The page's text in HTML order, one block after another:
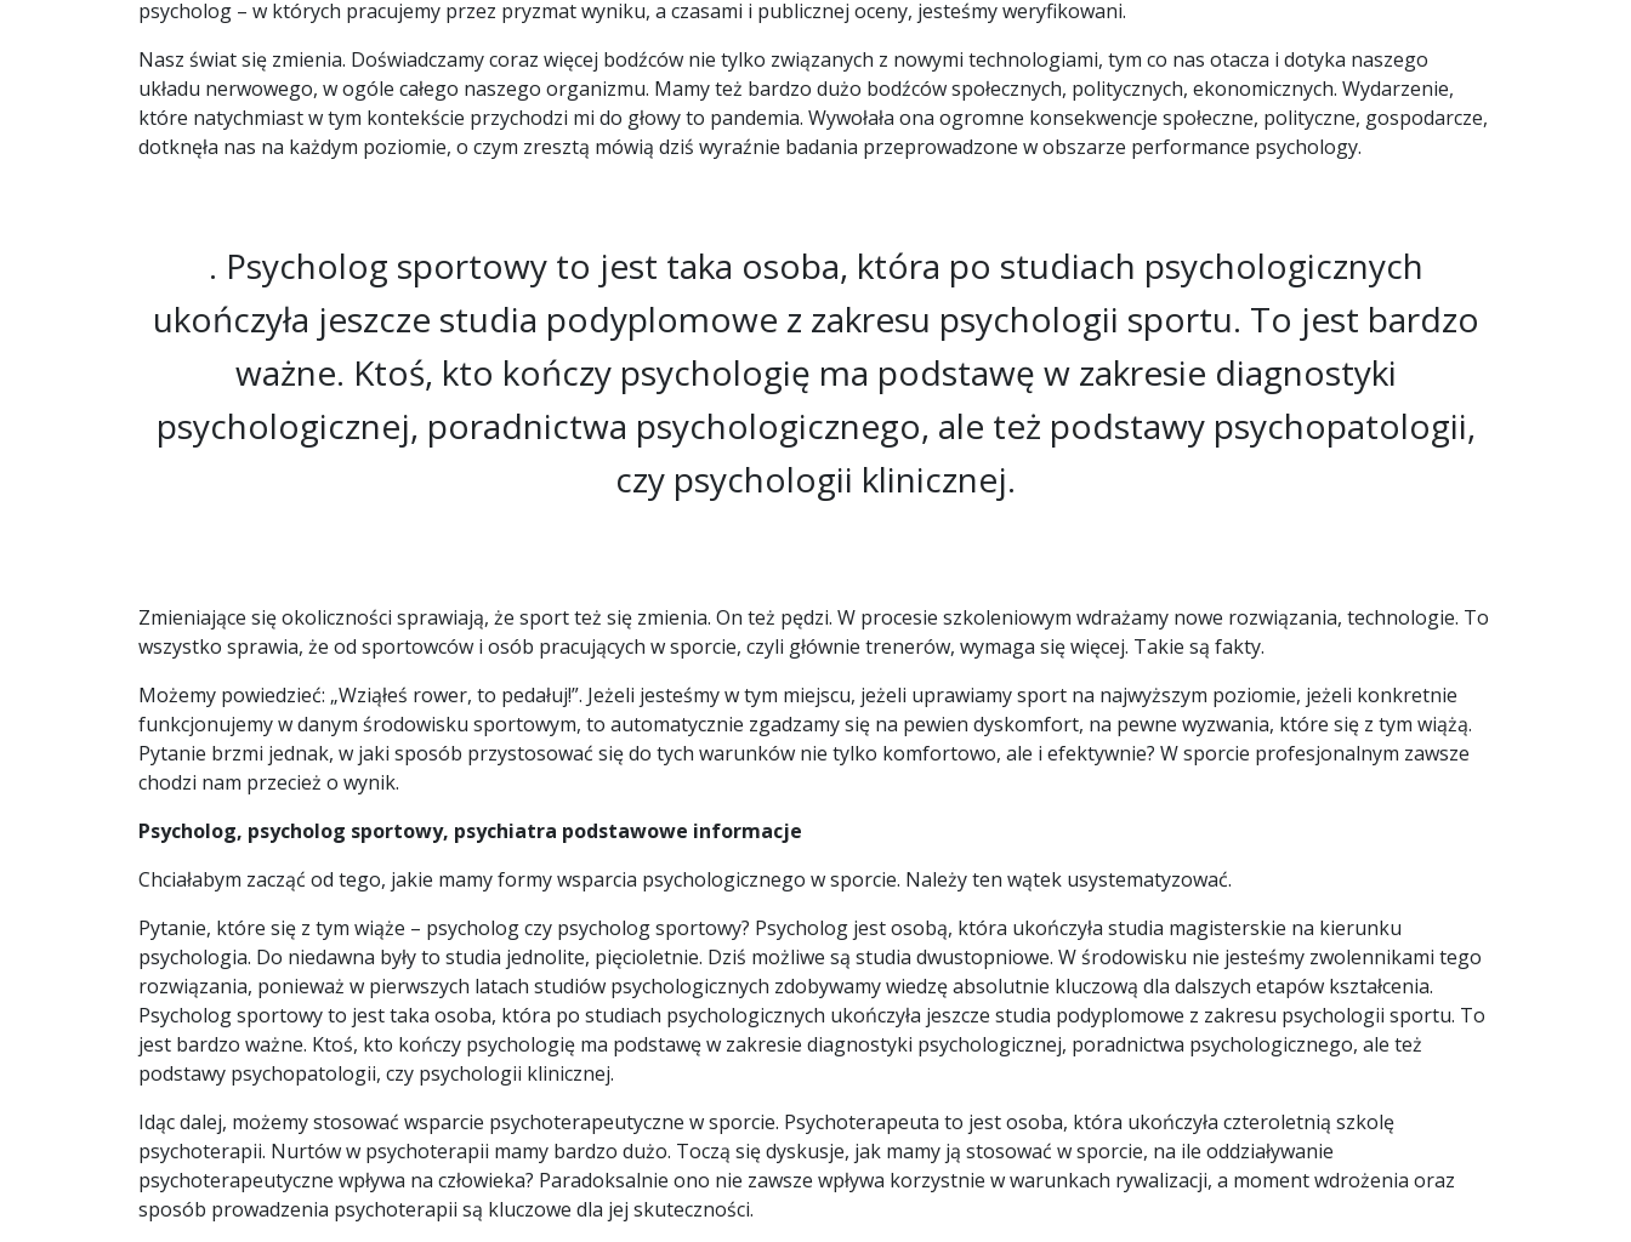
psycholog – w których pracujemy przez pryzmat wyniku, a czasami i publicznej oceny, jesteśmy weryfikowani.
Nasz świat się zmienia. Doświadczamy coraz więcej bodźców nie tylko związanych z nowymi technologiami, tym co nas otacza i dotyka naszego
układu nerwowego, w ogóle całego naszego organizmu. Mamy też bardzo dużo bodźców społecznych, politycznych, ekonomicznych. Wydarzenie,
które natychmiast w tym kontekście przychodzi mi do głowy to pandemia. Wywołała ona ogromne konsekwencje społeczne, polityczne, gospodarcze,
dotknęła nas na każdym poziomie, o czym zresztą mówią dziś wyraźnie badania przeprowadzone w obszarze performance psychology.
. Psycholog sportowy to jest taka osoba, która po studiach psychologicznych
ukończyła jeszcze studia podyplomowe z zakresu psychologii sportu. To jest bardzo
ważne. Ktoś, kto kończy psychologię ma podstawę w zakresie diagnostyki
psychologicznej, poradnictwa psychologicznego, ale też podstawy psychopatologii,
czy psychologii klinicznej.
Zmieniające się okoliczności sprawiają, że sport też się zmienia. On też pędzi. W procesie szkoleniowym wdrażamy nowe rozwiązania, technologie. To
wszystko sprawia, że od sportowców i osób pracujących w sporcie, czyli głównie trenerów, wymaga się więcej. Takie są fakty.
Możemy powiedzieć: „Wziąłeś rower, to pedałuj!”. Jeżeli jesteśmy w tym miejscu, jeżeli uprawiamy sport na najwyższym poziomie, jeżeli konkretnie
funkcjonujemy w danym środowisku sportowym, to automatycznie zgadzamy się na pewien dyskomfort, na pewne wyzwania, które się z tym wiążą.
Pytanie brzmi jednak, w jaki sposób przystosować się do tych warunków nie tylko komfortowo, ale i efektywnie? W sporcie profesjonalnym zawsze
chodzi nam przecież o wynik.
Psycholog, psycholog sportowy, psychiatra podstawowe informacje
Chciałabym zacząć od tego, jakie mamy formy wsparcia psychologicznego w sporcie. Należy ten wątek usystematyzować.
Pytanie, które się z tym wiąże – psycholog czy psycholog sportowy? Psycholog jest osobą, która ukończyła studia magisterskie na kierunku
psychologia. Do niedawna były to studia jednolite, pięcioletnie. Dziś możliwe są studia dwustopniowe. W środowisku nie jesteśmy zwolennikami tego
rozwiązania, ponieważ w pierwszych latach studiów psychologicznych zdobywamy wiedzę absolutnie kluczową dla dalszych etapów kształcenia.
Psycholog sportowy to jest taka osoba, która po studiach psychologicznych ukończyła jeszcze studia podyplomowe z zakresu psychologii sportu. To
jest bardzo ważne. Ktoś, kto kończy psychologię ma podstawę w zakresie diagnostyki psychologicznej, poradnictwa psychologicznego, ale też
podstawy psychopatologii, czy psychologii klinicznej.
Idąc dalej, możemy stosować wsparcie psychoterapeutyczne w sporcie. Psychoterapeuta to jest osoba, która ukończyła czteroletnią szkolę
psychoterapii. Nurtów w psychoterapii mamy bardzo dużo. Toczą się dyskusje, jak mamy ją stosować w sporcie, na ile oddziaływanie
psychoterapeutyczne wpływa na człowieka? Paradoksalnie ono nie zawsze wpływa korzystnie w warunkach rywalizacji, a moment wdrożenia oraz
sposób prowadzenia psychoterapii są kluczowe dla jej skuteczności.